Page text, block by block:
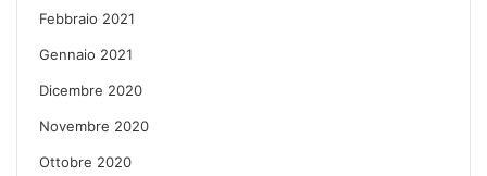
Febbraio 2021
Gennaio 2021
Dicembre 2020
Novembre 2020
Ottobre 2020